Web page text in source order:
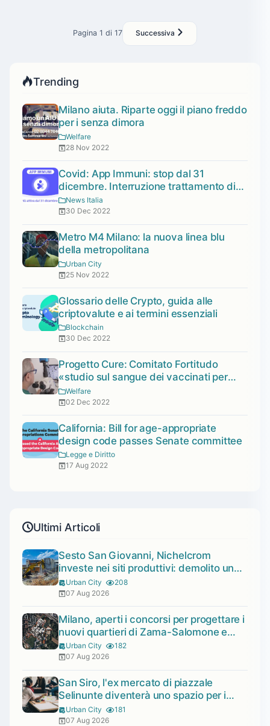
Pagina 1 di 17 Successiva
Trending
Milano aiuta. Riparte oggi il piano freddo
per i senza dimora
Welfare
28 Nov 2022
Covid: App Immuni: stop dal 31
dicembre. Interruzione trattamento di
dati personali.
News Italia
30 Dec 2022
Metro M4 Milano: la nuova linea blu
della metropolitana
Urban City
25 Nov 2022
Glossario delle Crypto, guida alle
criptovalute e ai termini essenziali
Blockchain
30 Dec 2022
Progetto Cure: Comitato Fortitudo
«studio sul sangue dei vaccinati per
rispondere alle alterazioni dei globuli
rossi In evidenza»
Welfare
02 Dec 2022
California: Bill for age-appropriate
design code passes Senate committee
Legge e Diritto
17 Aug 2022
Ultimi Articoli
Sesto San Giovanni, Nichelcrom
investe nei siti produttivi: demolito un
capannone per fare spazio a un nuovo
impianto
Urban City
208
07 Aug 2026
Milano, aperti i concorsi per progettare i
nuovi quartieri di Zama-Salomone e
Porto di Mare
Urban City
182
07 Aug 2026
San Siro, l'ex mercato di piazzale
Selinunte diventerà uno spazio per i
giovani
Urban City
181
07 Aug 2026